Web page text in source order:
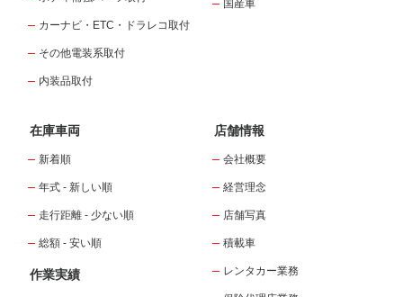
カーナビ・ETC・ドラレコ取付
その他電装系取付
内装品取付
国産車
在庫車両
新着順
年式 - 新しい順
走行距離 - 少ない順
総額 - 安い順
作業実績
店舗情報
会社概要
経営理念
店舗写真
積載車
レンタカー業務